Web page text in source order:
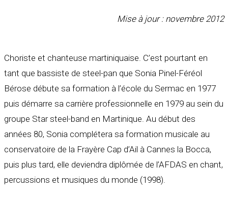
Mise à jour : novembre 2012
Choriste et chanteuse martiniquaise. C’est pourtant en
tant que bassiste de steel-pan que Sonia Pinel-Féréol
Bérose débute sa formation à l’école du Sermac en 1977
puis démarre sa carrière professionnelle en 1979 au sein du
groupe Star steel-band en Martinique. Au début des
années 80, Sonia complétera sa formation musicale au
conservatoire de la Frayère Cap d’Ail à Cannes la Bocca,
puis plus tard, elle deviendra diplômée de l’AFDAS en chant,
percussions et musiques du monde (1998).